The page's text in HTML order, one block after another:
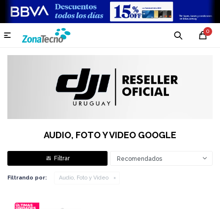
0

AUDIO, FOTO Y VIDEO GOOGLE
Recomendados
Filtrando por: Audio, Foto y Video